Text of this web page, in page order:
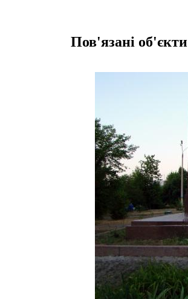
Пов'язані об'єкти